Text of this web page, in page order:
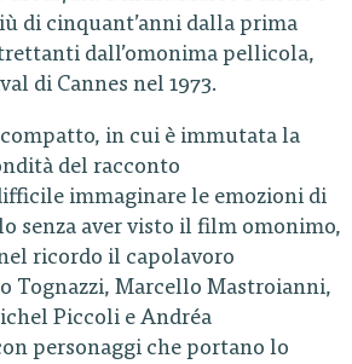
di cinquant’anni dalla prima
dall’omonima pellicola,
di Cannes nel 1973.
in cui è immutata la
del racconto
immaginare le emozioni di
senza aver visto il film omonimo,
ricordo il capolavoro
Tognazzi, Marcello Mastroianni,
Piccoli e Andréa
personaggi che portano lo